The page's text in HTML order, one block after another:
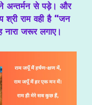
अन्तर्मन से पड़े। और
राम वही है “जन
नारा जरूर लगाए।